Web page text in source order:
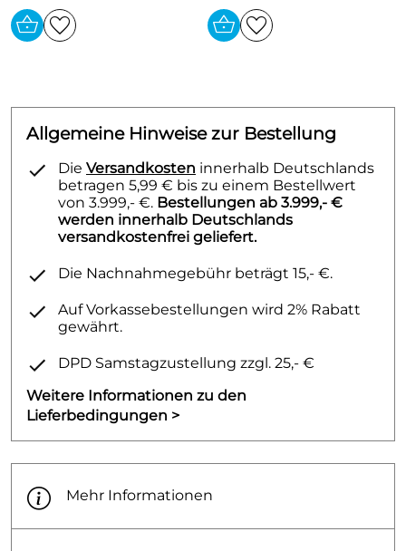
Allgemeine Hinweise zur Bestellung
Die Versandkosten innerhalb Deutschlands
betragen 5,99 € bis zu einem Bestellwert
von 3.999,- €. Bestellungen ab 3.999,- €
werden innerhalb Deutschlands
versandkostenfrei geliefert.
Die Nachnahmegebühr beträgt 15,- €.
Auf Vorkassebestellungen wird 2% Rabatt
gewährt.
DPD Samstagzustellung zzgl. 25,- €
Weitere Informationen zu den
Lieferbedingungen >
Mehr Informationen